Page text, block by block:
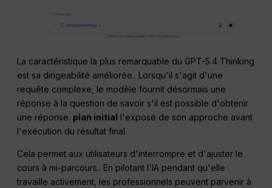
La caractéristique la plus remarquable du GPT-5.4 Thinking
est sa dirigeabilité améliorée.. Lorsqu'il s'agit d'une
requête complexe, le modèle fournit désormais une
réponse à la question de savoir s'il est possible d'obtenir
une réponse. plan initial l'exposé de son approche avant
l'exécution du résultat final.
Cela permet aux utilisateurs d'interrompre et d'ajuster le
cours à mi-parcours.. En pilotant l'IA pendant qu'elle
travaille activement, les professionnels peuvent parvenir à